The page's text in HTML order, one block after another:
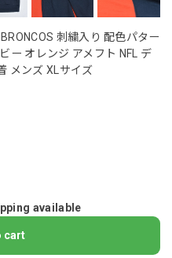
刺繍入り 配色パター
ー オレンジ アメフト NFL デ
メンズ XLサイズ
available
cart